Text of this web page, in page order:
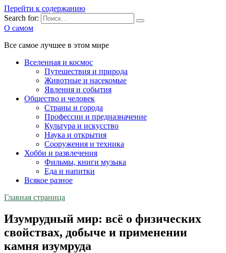
Перейти к содержанию
Search for:
О самом
Все самое лучшее в этом мире
Вселенная и космос
Путешествия и природа
Животные и насекомые
Явления и события
Общество и человек
Страны и города
Профессии и предназначение
Культура и искусство
Наука и открытия
Сооружения и техника
Хобби и развлечения
Фильмы, книги музыка
Еда и напитки
Всякое разное
Главная страница
Изумрудный мир: всё о физических
свойствах, добыче и применении
камня изумруда